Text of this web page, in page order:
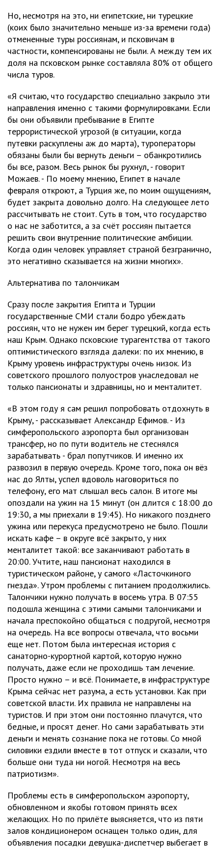
Но, несмотря на это, ни египетские, ни турецкие
(коих было значительно меньше из-за времени года)
отмененные туры россиянам, и псковичам в
частности, компенсированы не были. А между тем их
доля на псковском рынке составляла 80% от общего
числа туров.
«Я считаю, что государство специально закрыло эти
направления именно с такими формулировками. Если
бы они объявили пребывание в Египте
террористической угрозой (в ситуации, когда
путевки раскуплены аж до марта), туроператоры
обязаны были бы вернуть деньги – обанкротились
бы все, разом. Весь рынок бы рухнул, - говорит
Можаев. - По моему мнению, Египет в начале
февраля откроют, а Турция же, по моим ощущениям,
будет закрыта довольно долго. На следующее лето
рассчитывать не стоит. Суть в том, что государство
о нас не заботится, а за счёт россиян пытается
решить свои внутренние политические амбиции.
Когда один человек управляет страной безгранично,
это негативно сказывается на жизни многих».
Альтернатива по талончикам
Сразу после закрытия Египта и Турции
государственные СМИ стали бодро убеждать
россиян, что не нужен им берег турецкий, когда есть
наш Крым. Однако псковские турагентства от такого
оптимистического взгляда далеки: по их мнению, в
Крыму уровень инфраструктуры очень низок. Из
советского прошлого полуостров унаследовал не
только пансионаты и здравницы, но и менталитет.
«В этом году я сам решил попробовать отдохнуть в
Крыму, - рассказывает Александр Ефимов. - Из
симферопольского аэропорта был организован
трансфер, но по пути водитель не стеснялся
зарабатывать - брал попутчиков. И именно их
развозил в первую очередь. Кроме того, пока он вёз
нас до Ялты, успел вдоволь наговориться по
телефону, его мат слышал весь салон. В итоге мы
опоздали на ужин на 15 минут (он длится с 18:00 до
19:30, а мы приехали в 19:45). Но никакого позднего
ужина или перекуса предусмотрено не было. Пошли
искать кафе – в округе всё закрыто, у них
менталитет такой: все заканчивают работать в
20:00. Учтите, наш пансионат находился в
туристическом районе, у самого «Ласточкиного
гнезда». Утром проблемы с питанием продолжились.
Талончики нужно получать в восемь утра. В 07:55
подошла женщина с этими самыми талончиками и
начала преспокойно общаться с подругой, несмотря
на очередь. На все вопросы отвечала, что восьми
еще нет. Потом была интересная история с
санаторно-курортной картой, которую нужно
получать, даже если не проходишь там лечение.
Просто нужно – и всё. Понимаете, в инфраструктуре
Крыма сейчас нет разума, а есть установки. Как при
советской власти. Их правила не направлены на
туристов. И при этом они постоянно плачутся, что
бедные, и просят денег. Но сами зарабатывать эти
деньги и менять сознание пока не готовы. Со мной
силовики ездили вместе в тот отпуск и сказали, что
больше они туда ни ногой. Несмотря на весь
патриотизм».
Проблемы есть в симферопольском аэропорту,
обновленном и якобы готовом принять всех
желающих. Но по прилёте выясняется, что из пяти
залов кондиционером оснащен только один, для
объявления посадки девушка-диспетчер выбегает в